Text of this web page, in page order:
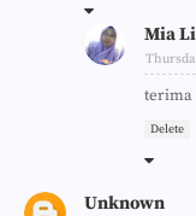
Mia
terima
Delete
Unknown